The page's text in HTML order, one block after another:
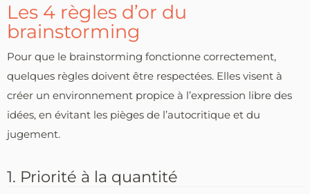
Les 4 règles d’or du
brainstorming
Pour que le brainstorming fonctionne correctement,
quelques règles doivent être respectées. Elles visent à
créer un environnement propice à l’expression libre des
idées, en évitant les pièges de l’autocritique et du
jugement.
1. Priorité à la quantité